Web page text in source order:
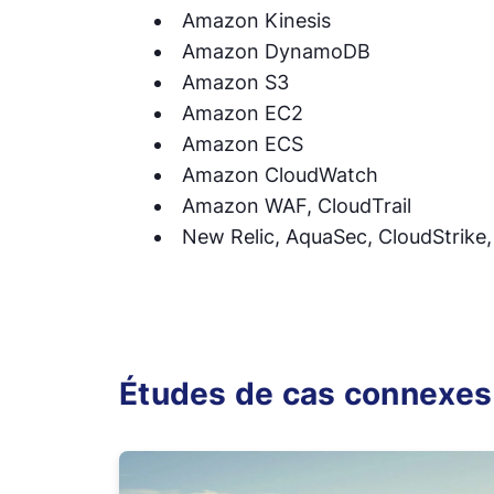
Amazon Kinesis
Amazon DynamoDB
Amazon S3
Amazon EC2
Amazon ECS
Amazon CloudWatch
Amazon WAF, CloudTrail
New Relic, AquaSec,
Études de cas connexes